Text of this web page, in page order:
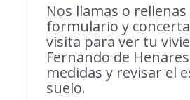
Nos llamas o rellenas
formulario y
visita para ver tu
Fernando de
medidas y revisar el
suelo.